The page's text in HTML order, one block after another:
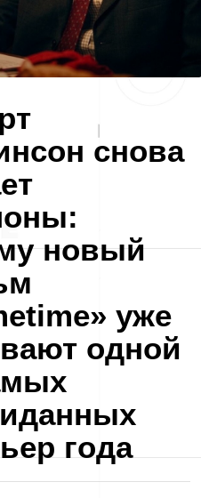
снова
новый
уже
одной
года